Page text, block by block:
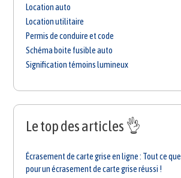
Location auto
Location utilitaire
Permis de conduire et code
Schéma boite fusible auto
Signification témoins lumineux
Le top des articles 👌
Écrasement de carte grise en ligne : Tout ce
pour un écrasement de carte grise réussi !